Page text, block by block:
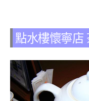
點水樓懷寧店